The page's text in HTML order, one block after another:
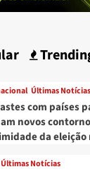
Últimas Notícias
com países
novos
da eleição
Últimas Notícias